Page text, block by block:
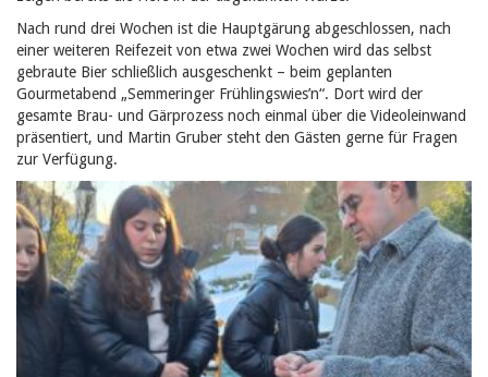
Nach rund drei Wochen ist die Hauptgärung abgeschlossen, nach
einer weiteren Reifezeit von etwa zwei Wochen wird das selbst
gebraute Bier schließlich ausgeschenkt – beim geplanten
Gourmetabend „Semmeringer Frühlingswies’n“. Dort wird der
gesamte Brau- und Gärprozess noch einmal über die Videoleinwand
präsentiert, und Martin Gruber steht den Gästen gerne für Fragen
zur Verfügung.